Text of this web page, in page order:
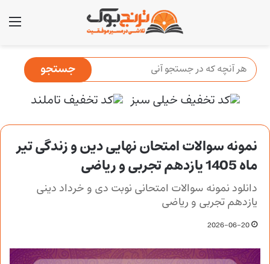
نمونه سوالات امتحان نهایی دین و زندگی تیر
ماه 1405 یازدهم تجربی و ریاضی
دانلود نمونه سوالات امتحانی نوبت دی و خرداد دینی
یازدهم تجربی و ریاضی
2026-06-20